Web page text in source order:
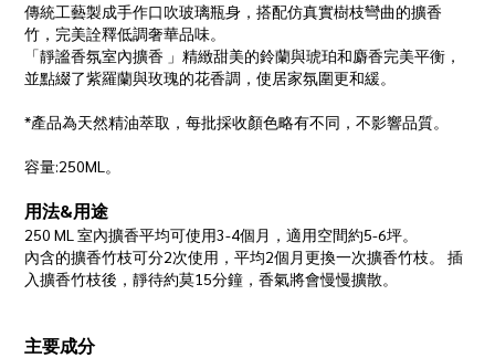
傳統工藝製成手作口吹玻璃瓶身，搭配仿真實樹枝彎曲的擴香
竹，完美詮釋低調奢華品味。
「靜謐香氛室內擴香 」精緻甜美的鈴蘭與琥珀和麝香完美平衡，
並點綴了紫羅蘭與玫瑰的花香調，使居家氛圍更和緩。
*產品為天然精油萃取，每批採收顏色略有不同，不影響品質。
容量:250ML。
用法&用途
250 ML 室內擴香平均可使用3-4個月，適用空間約5-6坪。
內含的擴香竹枝可分2次使用，平均2個月更換一次擴香竹枝。 插
入擴香竹枝後，靜待約莫15分鐘，香氣將會慢慢擴散。
主要成分